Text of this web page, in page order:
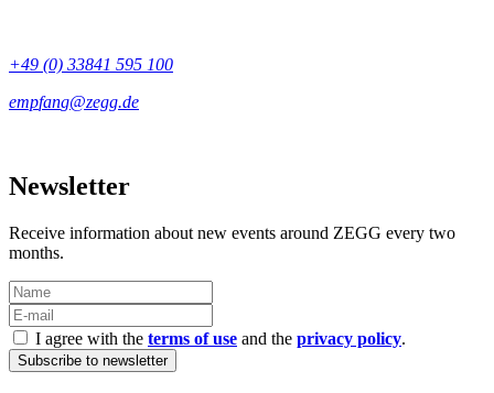
+49 (0) 33841 595 100
Newsletter
Receive information about new events around ZEGG every two
months.
I agree with the terms of use and the privacy policy.